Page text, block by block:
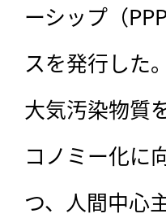
ーシップ（
スを発行した
大気汚染物質
コノミー化に
つ、人間中心